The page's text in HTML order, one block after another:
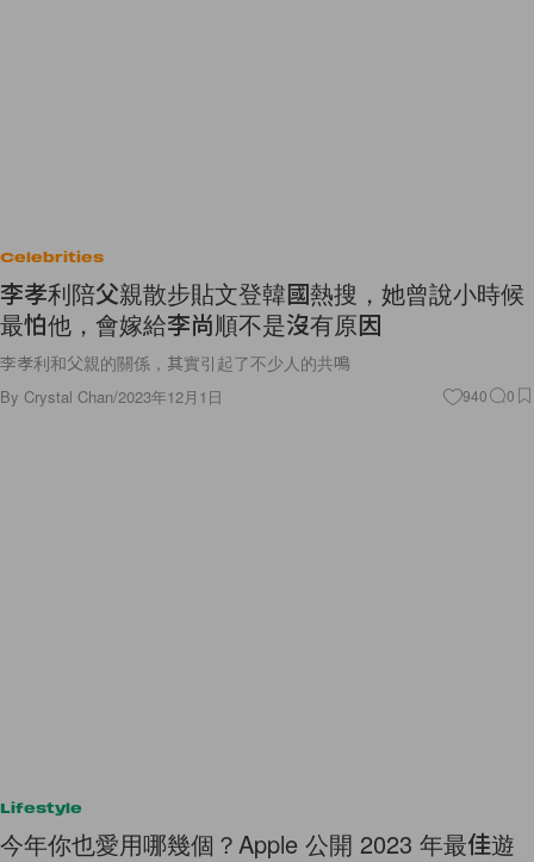
Celebrities
李孝利陪父親散步貼文登韓國熱搜，她曾說小時候
最怕他，會嫁給李尚順不是沒有原因
李孝利和父親的關係，其實引起了不少人的共鳴
By Crystal Chan/2023年12月1日 940 0
Lifestyle
今年你也愛用哪幾個？Apple 公開 2023 年最佳遊